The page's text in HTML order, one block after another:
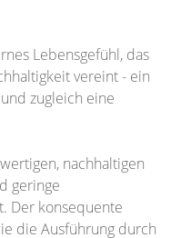
Lebensgefühl, das
vereint - ein
zugleich eine
nachhaltigen
geringe
Der konsequente
die Ausführung durch